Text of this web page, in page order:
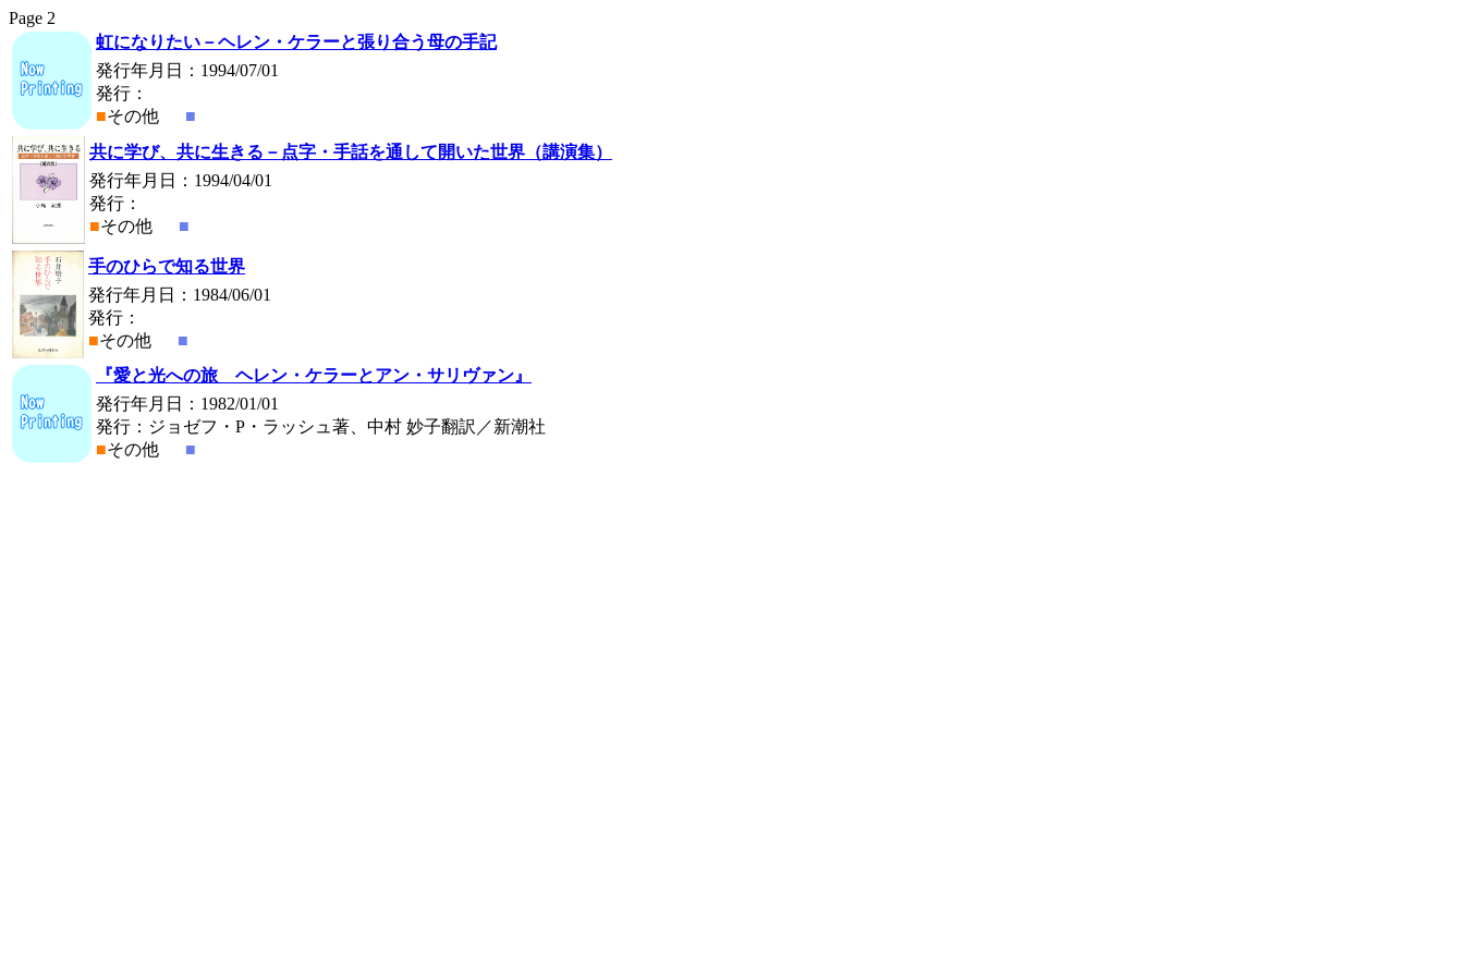
Page 2
虹になりたい－ヘレン・ケラーと張り合う母の手記
発行年月日：1994/07/01
発行：
■その他 ■
共に学び、共に生きる－点字・手話を通して開いた世界（講演集）
発行年月日：1994/04/01
発行：
■その他 ■
手のひらで知る世界
発行年月日：1984/06/01
発行：
■その他 ■
『愛と光への旅 ヘレン・ケラーとアン・サリヴァン』
発行年月日：1982/01/01
発行：ジョゼフ・P・ラッシュ著、中村 妙子翻訳／新潮社
■その他 ■